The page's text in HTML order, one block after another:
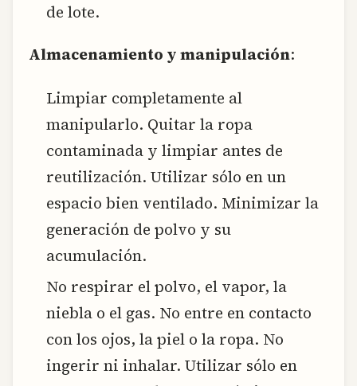
de lote.
Almacenamiento y manipulación:
Limpiar completamente al
manipularlo. Quitar la ropa
contaminada y limpiar antes de
reutilización. Utilizar sólo en un
espacio bien ventilado. Minimizar la
generación de polvo y su
acumulación.
No respirar el polvo, el vapor, la
niebla o el gas. No entre en contacto
con los ojos, la piel o la ropa. No
ingerir ni inhalar. Utilizar sólo en